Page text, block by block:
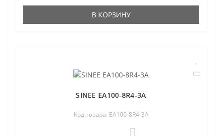
В КОРЗИНУ
SINEE EA100-8R4-3A
Код товара: EA100-8R4-3A